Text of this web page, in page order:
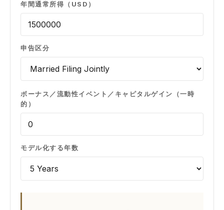
年間通常所得（USD）
申告区分
ボーナス／流動性イベント／キャピタルゲイン（一時
的）
モデル化する年数